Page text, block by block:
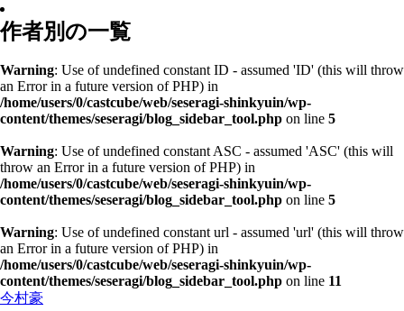
作者別の一覧
Warning: Use of undefined constant ID - assumed 'ID' (this will throw
an Error in a future version of PHP) in
/home/users/0/castcube/web/seseragi-shinkyuin/wp-
content/themes/seseragi/blog_sidebar_tool.php on line 5
Warning: Use of undefined constant ASC - assumed 'ASC' (this will
throw an Error in a future version of PHP) in
/home/users/0/castcube/web/seseragi-shinkyuin/wp-
content/themes/seseragi/blog_sidebar_tool.php on line 5
Warning: Use of undefined constant url - assumed 'url' (this will throw
an Error in a future version of PHP) in
/home/users/0/castcube/web/seseragi-shinkyuin/wp-
content/themes/seseragi/blog_sidebar_tool.php on line 11
今村豪